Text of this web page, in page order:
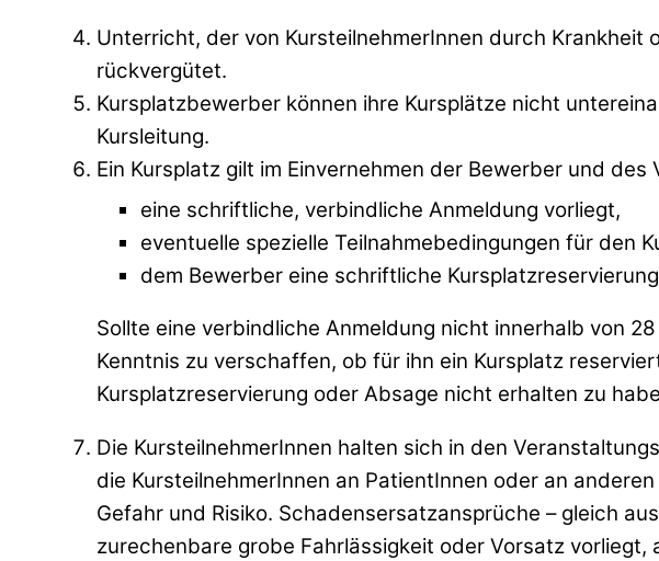
Unterricht, der von KursteilnehmerInnen durch
rückvergütet.
Kursplatzbewerber können ihre Kursplätze nicht
Kursleitung.
Ein Kursplatz gilt im Einvernehmen der Bewerber und
eine schriftliche, verbindliche Anmeldung vorliegt,
eventuelle spezielle Teilnahmebedingungen für den
dem Bewerber eine schriftliche
Sollte eine verbindliche Anmeldung nicht innerhalb von
Kenntnis zu verschaffen, ob für ihn ein Kursplatz
Kursplatzreservierung oder Absage nicht erhalten zu
Die KursteilnehmerInnen halten sich in den
die KursteilnehmerInnen an PatientInnen oder an
Gefahr und Risiko. Schadensersatzansprüche – gleich
zurechenbare grobe Fahrlässigkeit oder Vorsatz